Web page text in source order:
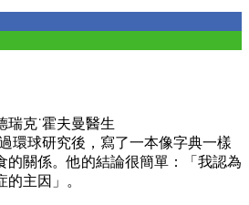
瑞克˙霍夫曼醫生
過環球研究後，寫了一本像字典一樣
的關係。他的結論很簡單：「我認為
主因」。